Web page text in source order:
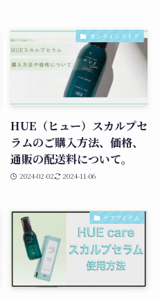
オンラインストア
HUE（ヒュー）スカルプセ
ラムのご購入方法、価格、
通販の配送料について。
2024-02-02 2024-11-06
ケアアイテム